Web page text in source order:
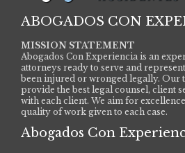
ABOGADOS CON
MISSION STATEMENT
Abogados Con Experiencia is an
attorneys ready to serve and
been injured or wronged legally. Our
provide the best legal counsel, client
with each client. We aim for
quality of work given to each case.
Abogados Con